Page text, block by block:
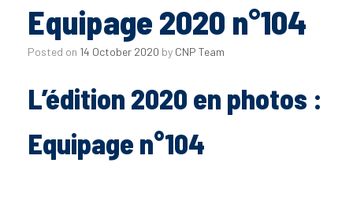
Equipage 2020 n°104
Posted on 14 October 2020 by CNP Team
L’édition 2020 en photos :
Equipage n°104